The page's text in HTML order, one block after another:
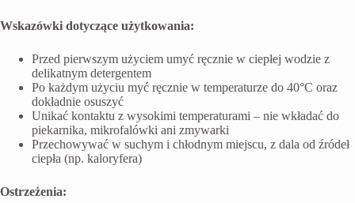
Wskazówki dotyczące użytkowania:
Przed pierwszym użyciem umyć ręcznie w ciepłej wodzie z
delikatnym detergentem
Po każdym użyciu myć ręcznie w temperaturze do 40°C oraz
dokładnie osuszyć
Unikać kontaktu z wysokimi temperaturami – nie wkładać do
piekarnika, mikrofalówki ani zmywarki
Przechowywać w suchym i chłodnym miejscu, z dala od źródeł
ciepła (np. kaloryfera)
Ostrzeżenia: